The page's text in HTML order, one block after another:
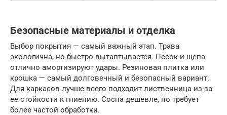
Безопасные материалы и отделка
Выбор покрытия — самый важный этап. Трава
экологична, но быстро вытаптывается. Песок и щепа
отлично амортизируют удары. Резиновая плитка или
крошка — самый долговечный и безопасный вариант.
Для каркасов лучше всего подходит лиственница из-за
ее стойкости к гниению. Сосна дешевле, но требует
более частой обработки.